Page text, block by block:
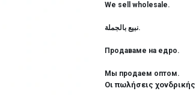
We sell wholesale.
نبيع بالجملة.
Продаваме на едро.
Мы продаем оптом.
Οι πωλήσεις